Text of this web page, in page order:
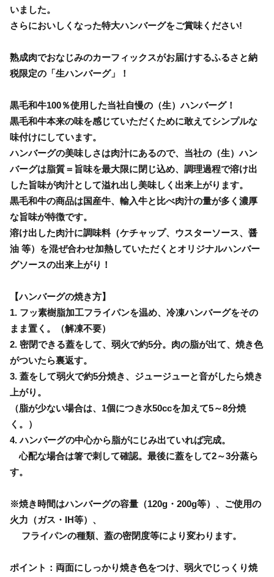
いました。
さらにおいしくなった特大ハンバーグをご賞味ください!
熟成肉でおなじみのカーフィックスがお届けするふるさと納
税限定の「生ハンバーグ」！
黒毛和牛100％使用した当社自慢の（生）ハンバーグ！
黒毛和牛本来の味を感じていただくために敢えてシンプルな
味付けにしています。
ハンバーグの美味しさは肉汁にあるので、当社の（生）ハン
バーグは脂質＝旨味を最大限に閉じ込め、調理過程で溶け出
した旨味が肉汁として溢れ出し美味しく出来上がります。
黒毛和牛の商品は国産牛、輸入牛と比べ肉汁の量が多く濃厚
な旨味が特徴です。
溶け出した肉汁に調味料（ケチャップ、ウスターソース、醤
油 等）を混ぜ合わせ加熱していただくとオリジナルハンバー
グソースの出来上がり！
【ハンバーグの焼き方】
1. フッ素樹脂加工フライパンを温め、冷凍ハンバーグをその
まま置く。（解凍不要）
2. 密閉できる蓋をして、弱火で約5分。肉の脂が出て、焼き色
がついたら裏返す。
3. 蓋をして弱火で約5分焼き、ジュージューと音がしたら焼き
上がり。
（脂が少ない場合は、1個につき水50ccを加えて5～8分焼
く。）
4. ハンバーグの中心から脂がにじみ出ていれば完成。
心配な場合は箸で刺して確認。最後に蓋をして2～3分蒸ら
す。
※焼き時間はハンバーグの容量（120g・200g等）、ご使用の
火力（ガス・IH等）、
フライパンの種類、蓋の密閉度等により変わります。
ポイント：両面にしっかり焼き色をつけ、弱火でじっくり焼